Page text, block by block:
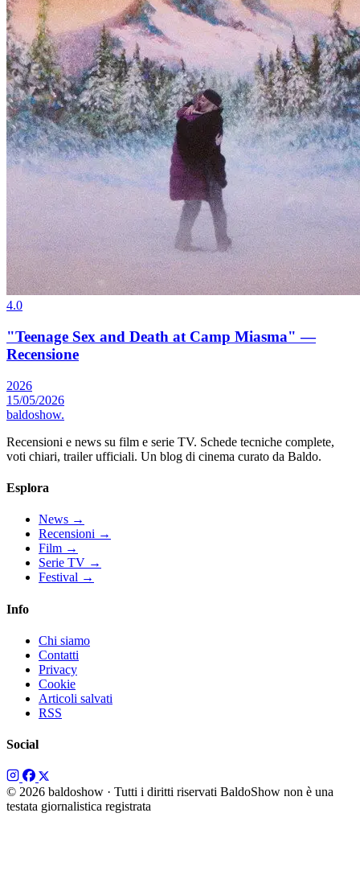
4.0
"Teenage Sex and Death at Camp Miasma" —
Recensione
2026
15/05/2026
baldoshow.
Recensioni e news su film e serie TV. Schede tecniche complete,
voti chiari, trailer ufficiali. Un blog di cinema curato da Baldo.
Esplora
News →
Recensioni →
Film →
Serie TV →
Festival →
Info
Chi siamo
Contatti
Privacy
Cookie
Articoli salvati
RSS
Social
© 2026 baldoshow · Tutti i diritti riservati BaldoShow non è una
testata giornalistica registrata